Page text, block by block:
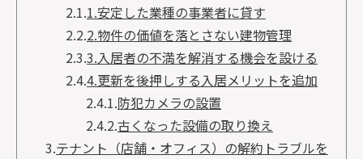
2.1.1.安定した業種の事業者に貸す
2.2.2.物件の価値を落とさない建物管理
2.3.3.入居者の不満を解消する機会を設ける
2.4.4.更新を後押しする入居メリットを追加
2.4.1.防犯カメラの設置
2.4.2.古くなった設備の取り換え
3.テナント（店舗・オフィス）の解約トラブルを